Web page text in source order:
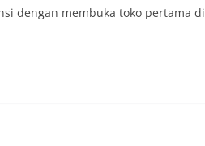
dengan membuka toko pertama di